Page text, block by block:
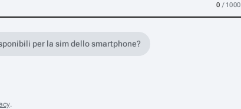
0 / 1000
per la sim dello smartphone?
.